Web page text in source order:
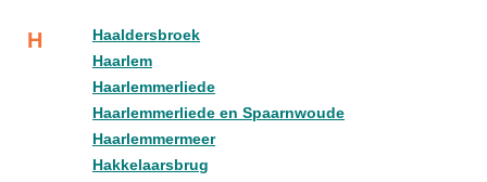
H
Haaldersbroek
Haarlem
Haarlemmerliede
Haarlemmerliede en Spaarnwoude
Haarlemmermeer
Hakkelaarsbrug